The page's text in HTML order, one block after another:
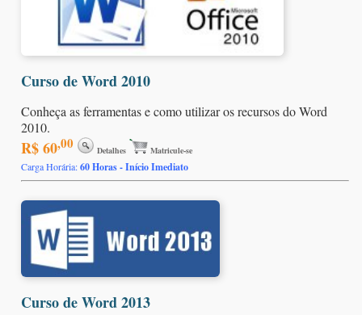
Curso de Word 2010
Conheça as ferramentas e como utilizar os recursos do Word
2010.
R$ 60,00 Detalhes Matricule-se
Carga Horária:60 Horas - Início Imediato
Curso de Word 2013